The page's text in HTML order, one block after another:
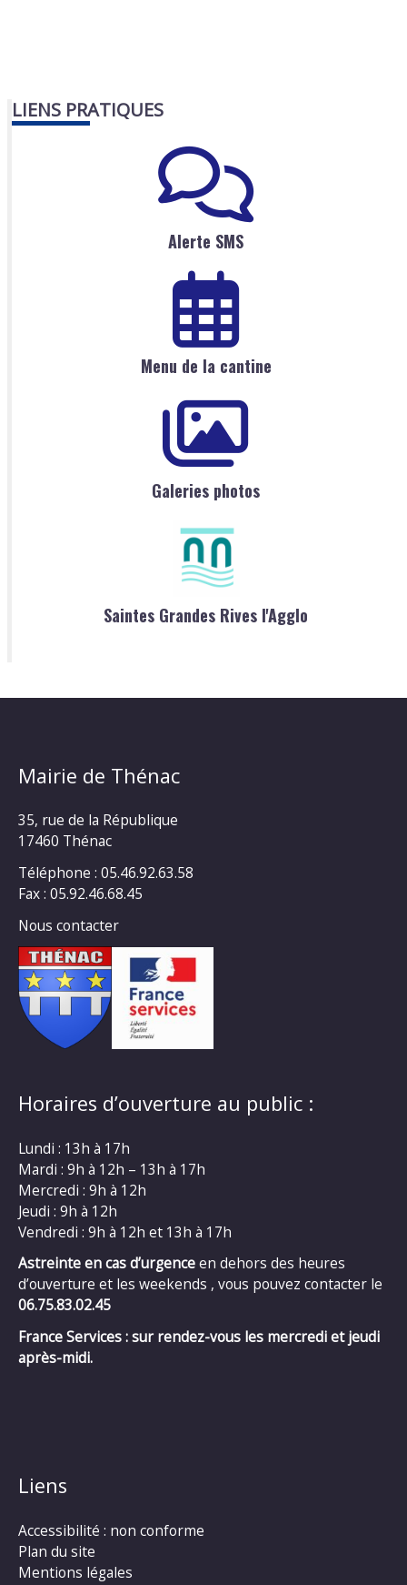
LIENS PRATIQUES
Alerte SMS
Menu de la cantine
Galeries photos
Saintes Grandes Rives l'Agglo
Mairie de Thénac
35, rue de la République
17460 Thénac
Téléphone : 05.46.92.63.58
Fax : 05.92.46.68.45
Nous contacter
Horaires d’ouverture au public :
Lundi : 13h à 17h
Mardi : 9h à 12h – 13h à 17h
Mercredi : 9h à 12h
Jeudi : 9h à 12h
Vendredi : 9h à 12h et 13h à 17h
Astreinte en cas d’urgenceen dehors des heures
d’ouverture et les weekends , vous pouvez contacter le
06.75.83.02.45
France Services : sur rendez-vous les mercredi et jeudi
après-midi.
Liens
Accessibilité : non conforme
Plan du site
Mentions légales